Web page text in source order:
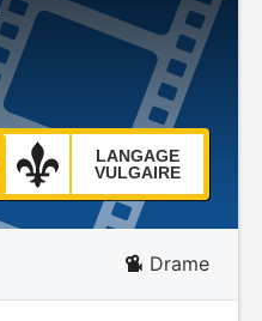
LANGAGE
VULGAIRE
Drame